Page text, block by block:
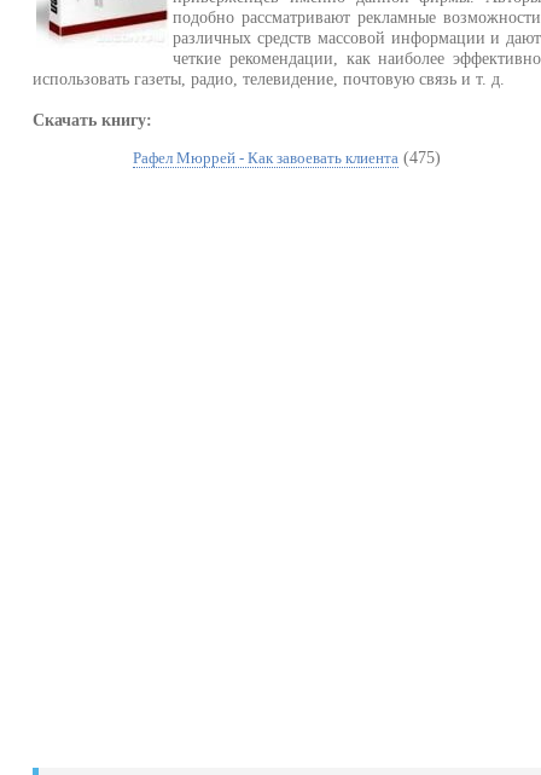
подобно рассматривают рекламные возможности
различных средств массовой информации и дают
четкие рекомендации, как наиболее эффективно
использовать газеты, радио, телевидение, почтовую связь и т. д.
Скачать книгу:
Рафел Мюррей - Как завоевать клиента (475)